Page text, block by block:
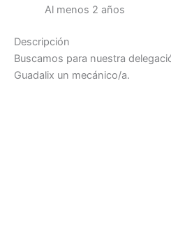
Al menos 2 años
Descripción
Buscamos para nuestra
Guadalix un mecánico/a.